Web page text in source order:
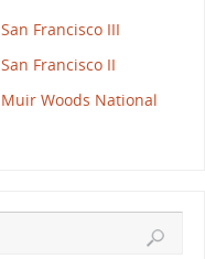
Francisco III
Francisco II
Muir Woods National